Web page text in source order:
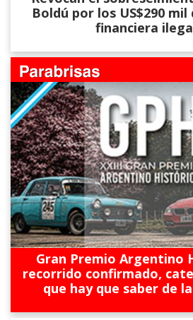
Boldú por los US$290
financiera
Gran Premio Argentino
recorrido confirmado,
que hay que saber de